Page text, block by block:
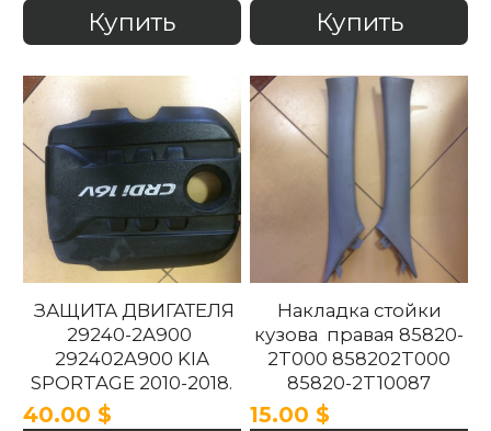
Купить Купить
ЗАЩИТА ДВИГАТЕЛЯ
29240-2A900
292402A900 KIA
SPORTAGE 2010-2018.
40.00 $
Накладка стойки
кузова правая 85820-
2T000 858202T000
85820-2T10087
858202T10087 85820-
15.00 $